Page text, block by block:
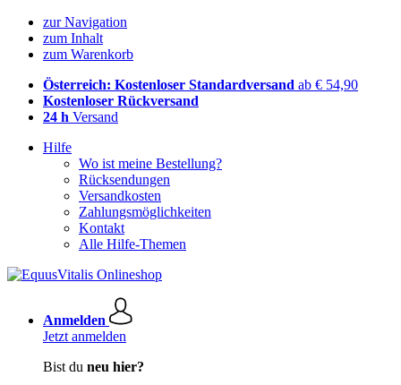
zur Navigation
zum Inhalt
zum Warenkorb
Österreich: Kostenloser Standardversand ab € 54,90
Kostenloser Rückversand
24 h Versand
Hilfe
Wo ist meine Bestellung?
Rücksendungen
Versandkosten
Zahlungsmöglichkeiten
Kontakt
Alle Hilfe-Themen
Anmelden
Jetzt anmelden
Bist du neu hier?